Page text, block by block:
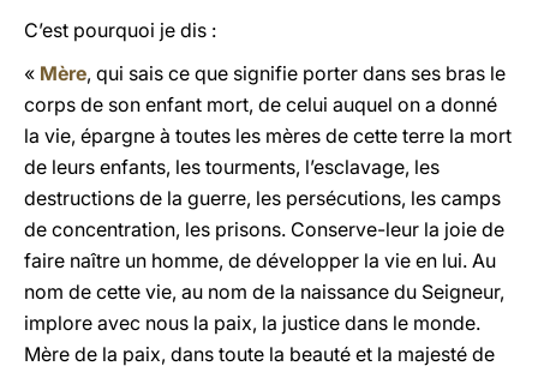
C’est pourquoi je dis :
« Mère, qui sais ce que signifie porter dans ses bras le
corps de son enfant mort, de celui auquel on a donné
la vie, épargne à toutes les mères de cette terre la mort
de leurs enfants, les tourments, l’esclavage, les
destructions de la guerre, les persécutions, les camps
de concentration, les prisons. Conserve-leur la joie de
faire naître un homme, de développer la vie en lui. Au
nom de cette vie, au nom de la naissance du Seigneur,
implore avec nous la paix, la justice dans le monde.
Mère de la paix, dans toute la beauté et la majesté de